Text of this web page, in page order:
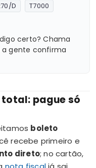
D
T7000
certo? Chama
a gente confirma
pague só
boleto
recebe primeiro e
direto; no cartão,